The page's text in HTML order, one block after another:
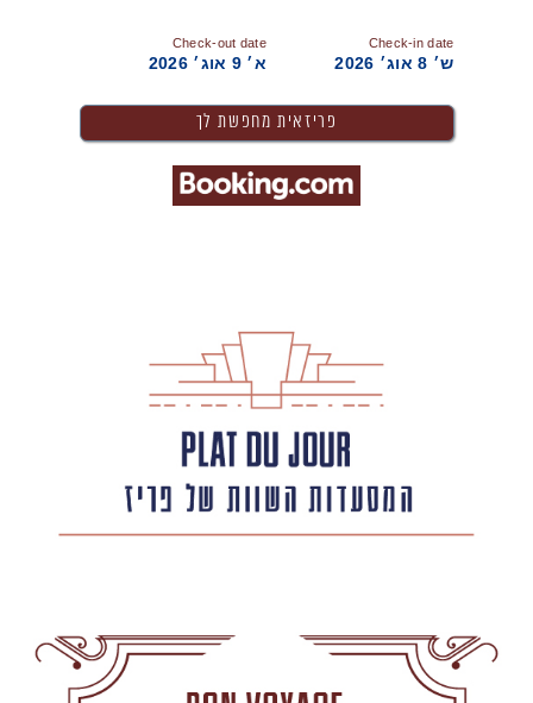
Check-in date
ש׳ 8 אוג׳ 2026
Check-out date
א׳ 9 אוג׳ 2026